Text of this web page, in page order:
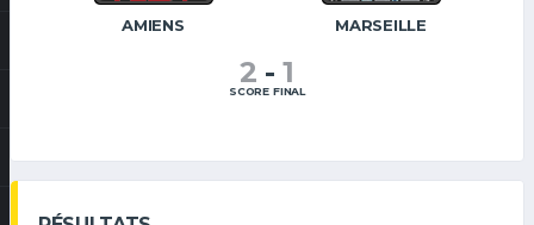
AMIENS MARSEILLE
2 - 1
SCORE FINAL